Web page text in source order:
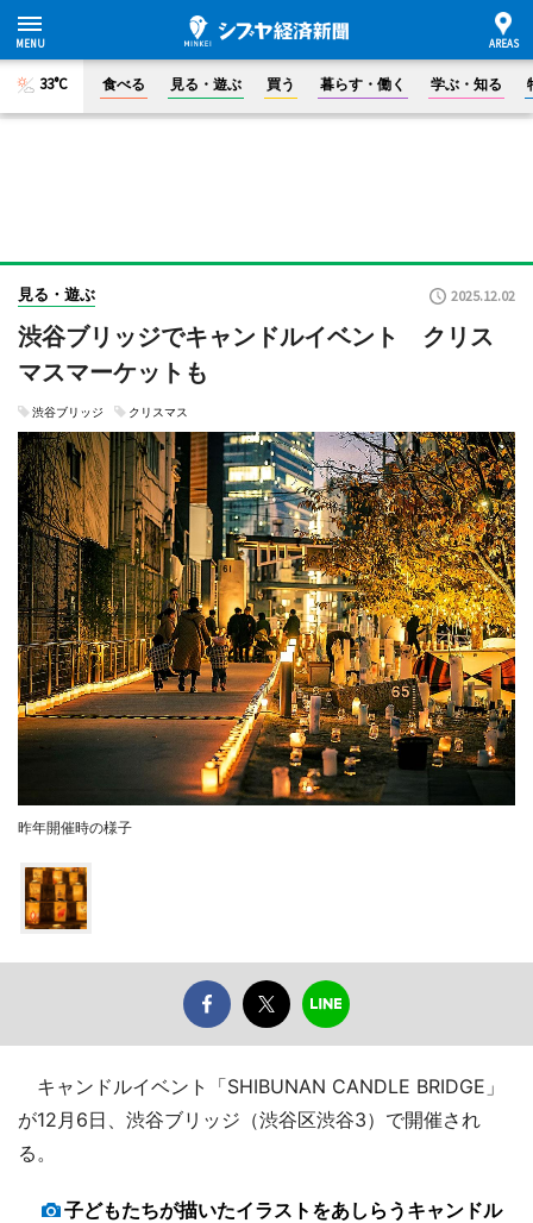
33°C 食べる 見る・遊ぶ 買う 暮らす・働く 学ぶ・知る
見る・遊ぶ 2025.12.02
渋谷ブリッジでキャンドルイベント クリス
マスマーケットも
渋谷ブリッジ クリスマス
昨年開催時の様子
キャンドルイベント「SHIBUNAN CANDLE BRIDGE」
が12月6日、渋谷ブリッジ（渋谷区渋谷3）で開催され
る。
子どもたちが描いたイラストをあしらうキャンドル